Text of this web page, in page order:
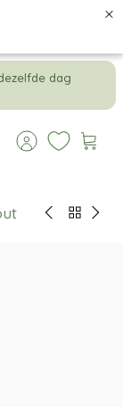
×
dag